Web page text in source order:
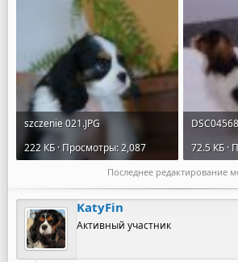
szczenie 021.JPG
222 КБ · Просмотры: 2,087
72.5 КБ ·
Последнее редактирование
KatyFin
Активный участник